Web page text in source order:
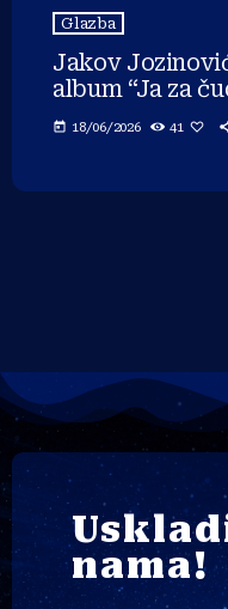
Glazba
Jakov
album “Ja za
today 18/06/2026 41
nama!